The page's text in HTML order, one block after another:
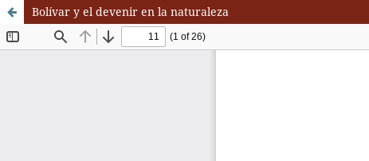
Bolívar y el devenir en la naturaleza